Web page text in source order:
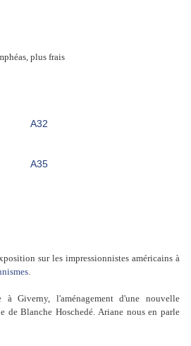
plus frais
sur les impressionnistes américains à
.
à Giverny, l'aménagement d'une nouvelle
de Blanche Hoschedé. Ariane nous en parle